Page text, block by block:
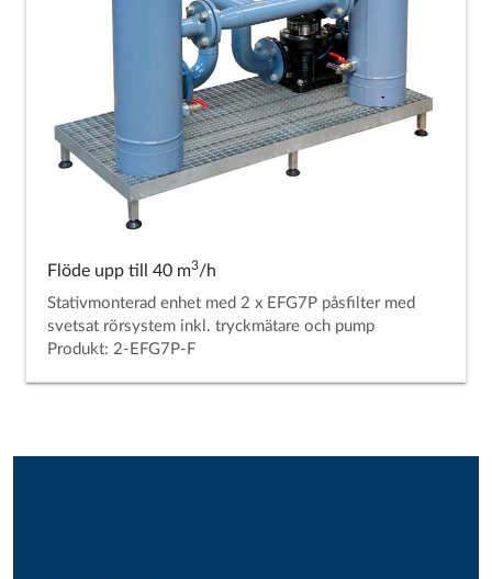
Flöde upp till 40 m3/h
Stativmonterad enhet med 2 x EFG7P påsfilter med
svetsat rörsystem inkl. tryckmätare och pump
Produkt: 2-EFG7P-F